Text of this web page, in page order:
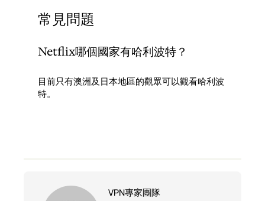
常見問題
Netflix哪個國家有哈利波特？
目前只有澳洲及日本地區的觀眾可以觀看哈利波
特。
VPN專家團隊